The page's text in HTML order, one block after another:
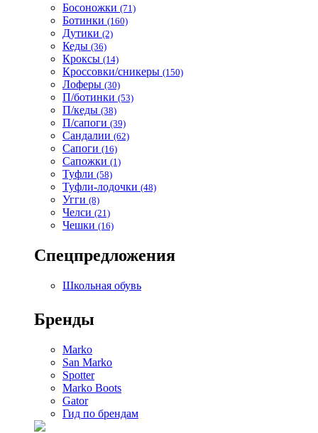
Босоножки (71)
Ботинки (160)
Дутики (2)
Кеды (36)
Кроксы (14)
Кроссовки/сникеры (150)
Лоферы (30)
П/ботинки (53)
П/кеды (38)
П/сапоги (39)
Сандалии (62)
Сапоги (16)
Сапожки (1)
Туфли (58)
Туфли-лодочки (48)
Угги (8)
Челси (21)
Чешки (16)
Спецпредложения
Школьная обувь
Бренды
Marko
San Marko
Spotter
Marko Boots
Gator
Гид по брендам